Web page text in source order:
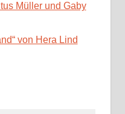
Müller und Gaby
von Hera Lind